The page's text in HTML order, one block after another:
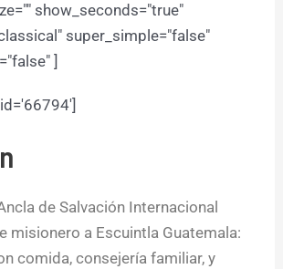
show_seconds="true"
super_simple="false"
]
de Salvación Internacional
misionero a Escuintla Guatemala:
comida, consejería familiar, y